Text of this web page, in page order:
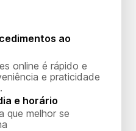
ao
online é rápido e
e praticidade
e horário
que melhor se